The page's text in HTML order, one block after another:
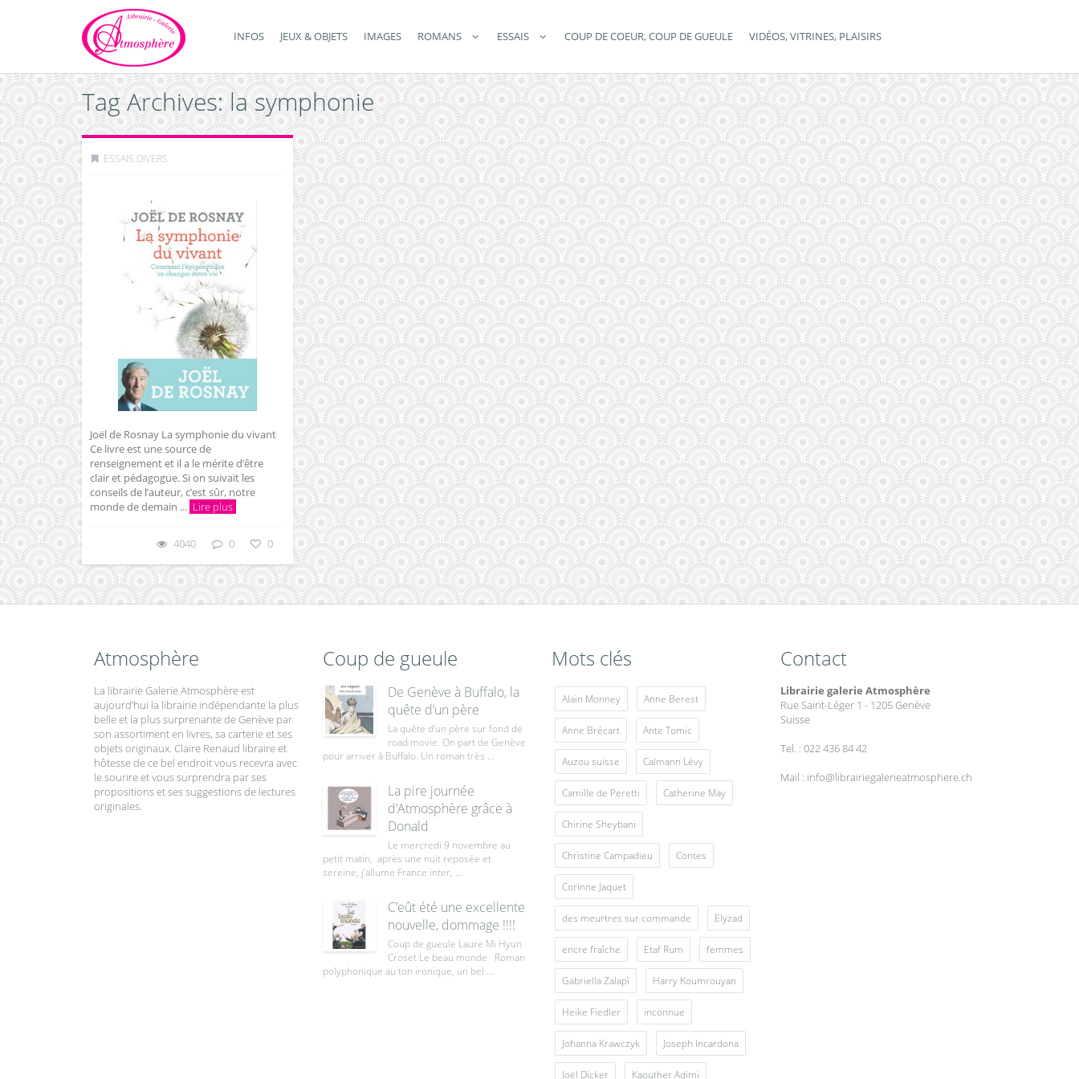
INFOS JEUX & OBJETS IMAGES ROMANS ESSAIS COUP DE COEUR, COUP DE GUEULE VIDÉOS, VITRINES, PLAISIRS
Tag Archives: la symphonie
ESSAIS DIVERS
Joël de Rosnay La symphonie du vivant
Ce livre est une source de
renseignement et il a le mérite d’être
clair et pédagogue. Si on suivait les
conseils de l’auteur, c’est sûr, notre
monde de demain ... Lire plus
4040 0 0
Atmosphère
La librairie Galerie Atmosphère est
aujourd’hui la librairie indépendante la plus
belle et la plus surprenante de Genève par
son assortiment en livres, sa carterie et ses
objets originaux. Claire Renaud libraire et
hôtesse de ce bel endroit vous recevra avec
le sourire et vous surprendra par ses
propositions et ses suggestions de lectures
originales.
Coup de gueule
De Genève à Buffalo, la
quête d’un père
La quête d’un père sur fond de
road movie. On part de Genève
pour arriver à Buffalo. Un roman très ...
La pire journée
d’Atmosphère grâce à
Donald
Le mercredi 9 novembre au
petit matin, après une nuit reposée et
sereine, j’allume France inter, ...
C’eût été une excellente
nouvelle, dommage !!!!
Coup de gueule Laure Mi Hyun
Croset Le beau monde Roman
polyphonique au ton ironique, un bel ...
Mots clés
Alain Monney Anne Berest
Anne Brécart Ante Tomic
Auzou suisse Calmann Lévy
Camille de Peretti Catherine May
Chirine Sheybani
Christine Campadieu Contes
Corinne Jaquet
des meurtres sur commande Elyzad
encre fraîche Etaf Rum femmes
Gabriella Zalapì Harry Koumrouyan
Heike Fiedler inconnue
Johanna Krawczyk Joseph Incardona
Joël Dicker Kaouther Adimi
Contact
Librairie galerie Atmosphère
Rue Saint-Léger 1 - 1205 Genève
Suisse
Tel. : 022 436 84 42
Mail : info@librairiegalerieatmosphere.ch